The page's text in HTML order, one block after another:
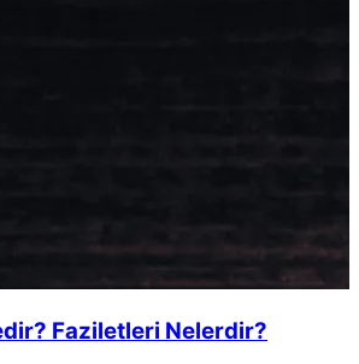
Faziletleri Nelerdir?